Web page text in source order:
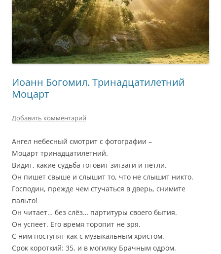
Иоанн Богомил. Тринадцатилетний
Моцарт
Добавить комментарий
Ангел небесный смотрит с фотографии –
Моцарт тринадцатилетний.
Видит, какие судьба готовит зигзаги и петли.
Он пишет свыше и слышит то, что не слышит никто.
Господин, прежде чем стучаться в дверь, снимите
пальто!
Он читает… без слёз… партитуры своего бытия.
Он успеет. Его время торопит не зря.
С ним поступят как с музыкальным христом.
Срок короткий: 35, и в могилку Брачным одром.